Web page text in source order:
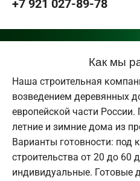
+7 921 027-89-78
Как мы
Наша строительная
возведением деревянных
европейской части
летние и зимние дома из
Варианты готовности: под
строительства от 20 до 60
индивидуальные. Готовые